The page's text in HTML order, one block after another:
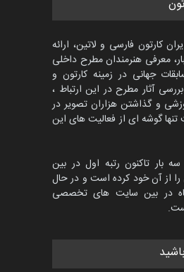
«البغلی…
جشنواره بین‌المللی کارتون
پرتغال، ۲۰۲۷
4 ماه دیگر
مسابقۀ بین‌المللی
طنز «کلاه‌ای…
کارتون فارسی و لاتین، ارائه
معرفی هنرمندان مطرح داخلی
جهانی در زمینه کارتون و
آثار مطرح در این ارتباط ،
و گذاشتن هزاران تصویر در
گوشه ای از فعالیت های این
بار تاکنون رتبه اول در بین
از آن خود کرده است و در حال
در بین سایت های تخصصی